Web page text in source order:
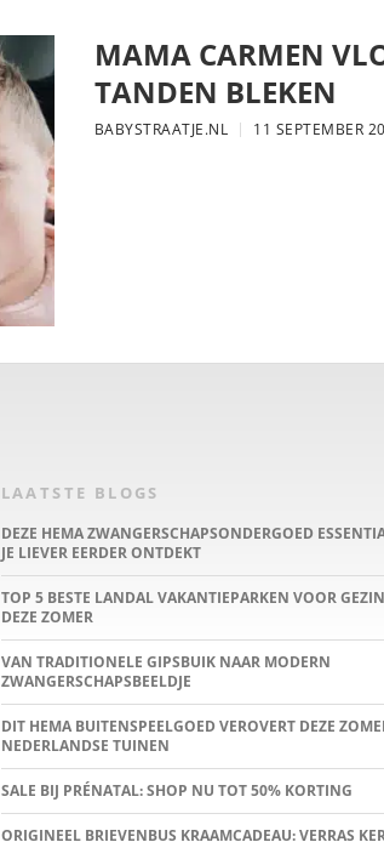
MAMA CARMEN
TANDEN BLEKEN
BABYSTRAATJE.NL 11 SEPTEMBER
LAATSTE BLOGS
DEZE HEMA ZWANGERSCHAPSONDERGOED
JE LIEVER EERDER ONTDEKT
TOP 5 BESTE LANDAL VAKANTIEPARKEN VOOR
DEZE ZOMER
VAN TRADITIONELE GIPSBUIK NAAR MODERN
ZWANGERSCHAPSBEELDJE
DIT HEMA BUITENSPEELGOED VEROVERT DEZE
NEDERLANDSE TUINEN
SALE BIJ PRÉNATAL: SHOP NU TOT 50% KORTING
ORIGINEEL BRIEVENBUS KRAAMCADEAU: VERRAS